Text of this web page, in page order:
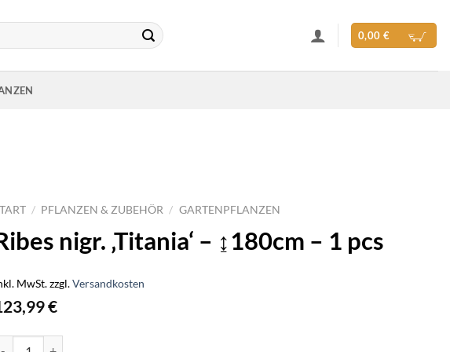
0,00 €
/ PFLANZEN & ZUBEHÖR / GARTENPFLANZEN
nigr. ‚Titania‘ – ↨180cm – 1 pcs
MwSt.zzgl.Versandkosten
€